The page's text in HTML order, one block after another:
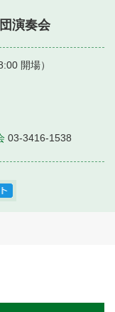
演奏会
開場）
03-3416-1538